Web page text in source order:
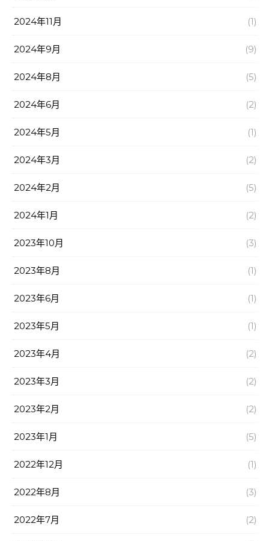
2024年11月 (1)
2024年9月 (9)
2024年8月 (5)
2024年6月 (2)
2024年5月 (1)
2024年3月 (2)
2024年2月 (5)
2024年1月 (2)
2023年10月 (3)
2023年8月 (1)
2023年6月 (1)
2023年5月 (1)
2023年4月 (2)
2023年3月 (2)
2023年2月 (2)
2023年1月 (5)
2022年12月 (1)
2022年8月 (3)
2022年7月 (2)